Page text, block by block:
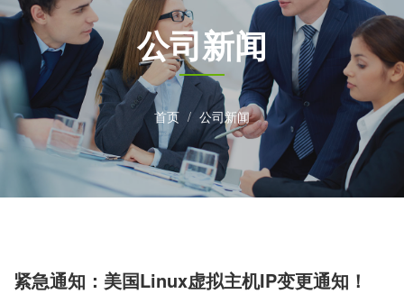
公司新闻
首页 公司新闻
紧急通知：美国Linux虚拟主机IP变更通知！